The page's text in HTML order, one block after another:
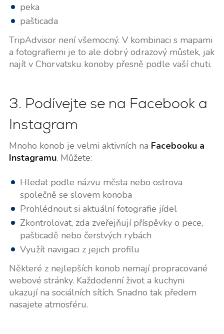
peka
pašticada
TripAdvisor není všemocný. V kombinaci s mapami
a fotografiemi je to ale dobrý odrazový můstek, jak
najít v Chorvatsku konoby přesně podle vaší chuti.
3. Podívejte se na Facebook a
Instagram
Mnoho konob je velmi aktivních na Facebooku a
Instagramu. Můžete:
Hledat podle názvu města nebo ostrova
společně se slovem konoba
Prohlédnout si aktuální fotografie jídel
Zkontrolovat, zda zveřejňují příspěvky o pece,
pašticadě nebo čerstvých rybách
Využít navigaci z jejich profilu
Některé z nejlepších konob nemají propracované
webové stránky. Každodenní život a kuchyni
ukazují na sociálních sítích. Snadno tak předem
nasajete atmosféru.